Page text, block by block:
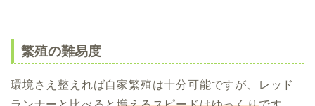
繁殖の難易度
環境さえ整えれば自家繁殖は十分可能ですが、レッド